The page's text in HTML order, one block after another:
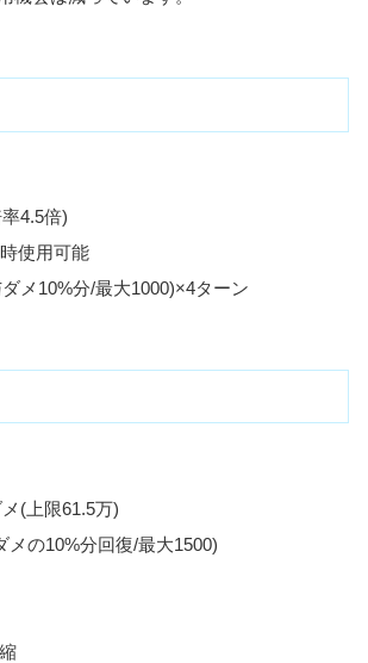
4.5倍)
使用可能
メ10%分/最大1000)×4ターン
(上限61.5万)
メの10%分回復/最大1500)